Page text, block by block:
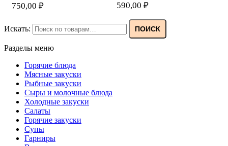
750,00 ₽ 590,00 ₽
Искать: ПОИСК
Разделы меню
Горячие блюда
Мясные закуски
Рыбные закуски
Сыры и молочные блюда
Холодные закуски
Салаты
Горячие закуски
Супы
Гарниры